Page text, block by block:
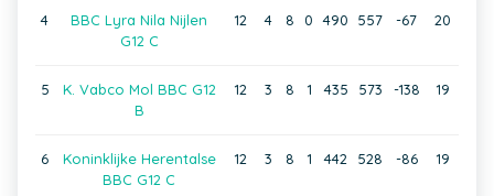
4
BBC Lyra Nila Nijlen
G12 C
12 4 8 0 490 557 -67 20
5
K. Vabco Mol BBC G12
B
12 3 8 1 435 573 -138 19
6
Koninklijke Herentalse
BBC G12 C
12 3 8 1 442 528 -86 19